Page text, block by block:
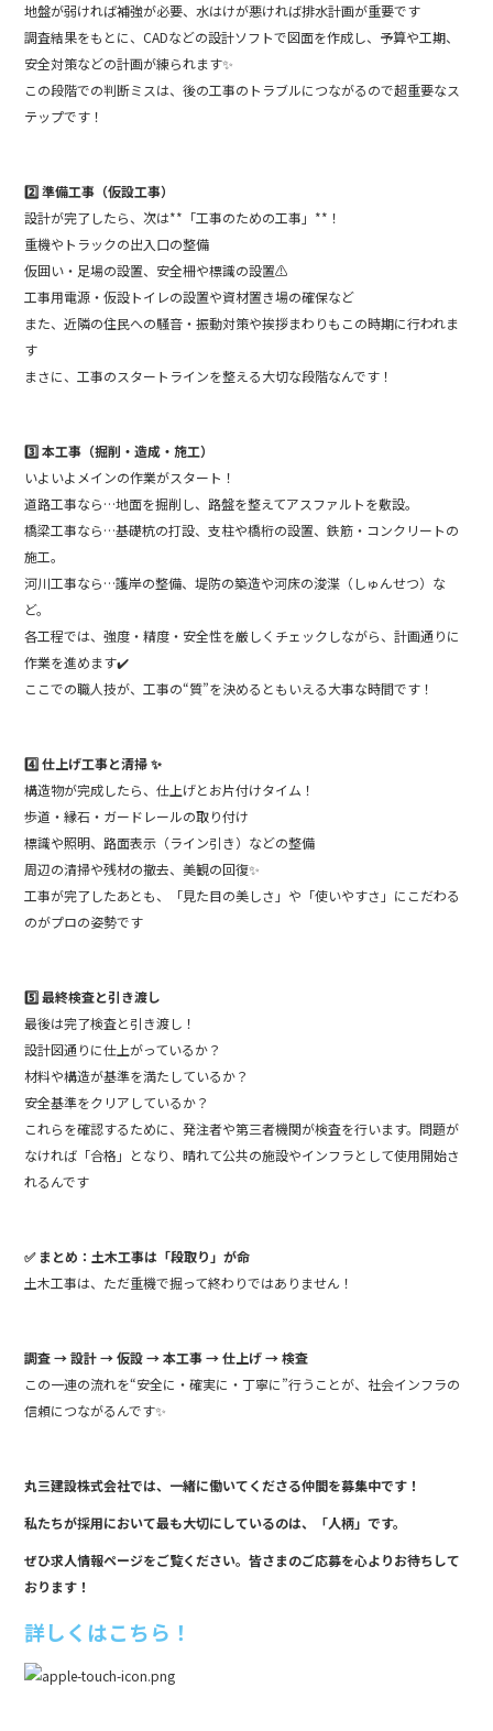
地盤が弱ければ補強が必要、水はけが悪ければ排水計画が重要です
調査結果をもとに、CADなどの設計ソフトで図面を作成し、予算や工期、
安全対策などの計画が練られます✨
この段階での判断ミスは、後の工事のトラブルにつながるので超重要なス
テップです！
2️⃣ 準備工事（仮設工事）
設計が完了したら、次は**「工事のための工事」**！
重機やトラックの出入口の整備
仮囲い・足場の設置、安全柵や標識の設置⚠️
工事用電源・仮設トイレの設置や資材置き場の確保など
また、近隣の住民への騒音・振動対策や挨拶まわりもこの時期に行われま
す
まさに、工事のスタートラインを整える大切な段階なんです！
3️⃣ 本工事（掘削・造成・施工）
いよいよメインの作業がスタート！
道路工事なら…地面を掘削し、路盤を整えてアスファルトを敷設。
橋梁工事なら…基礎杭の打設、支柱や橋桁の設置、鉄筋・コンクリートの
施工。
河川工事なら…護岸の整備、堤防の築造や河床の浚渫（しゅんせつ）な
ど。
各工程では、強度・精度・安全性を厳しくチェックしながら、計画通りに
作業を進めます✔️
ここでの職人技が、工事の“質”を決めるともいえる大事な時間です！
4️⃣ 仕上げ工事と清掃 ✨
構造物が完成したら、仕上げとお片付けタイム！
歩道・縁石・ガードレールの取り付け
標識や照明、路面表示（ライン引き）などの整備
周辺の清掃や残材の撤去、美観の回復✨
工事が完了したあとも、「見た目の美しさ」や「使いやすさ」にこだわる
のがプロの姿勢です
5️⃣ 最終検査と引き渡し
最後は完了検査と引き渡し！
設計図通りに仕上がっているか？
材料や構造が基準を満たしているか？
安全基準をクリアしているか？
これらを確認するために、発注者や第三者機関が検査を行います。問題が
なければ「合格」となり、晴れて公共の施設やインフラとして使用開始さ
れるんです
✅ まとめ：土木工事は「段取り」が命
土木工事は、ただ重機で掘って終わりではありません！
調査 → 設計 → 仮設 → 本工事 → 仕上げ → 検査
この一連の流れを“安全に・確実に・丁寧に”行うことが、社会インフラの
信頼につながるんです✨
丸三建設株式会社では、一緒に働いてくださる仲間を募集中です！
私たちが採用において最も大切にしているのは、「人柄」です。
ぜひ求人情報ページをご覧ください。皆さまのご応募を心よりお待ちして
おります！
詳しくはこちら！